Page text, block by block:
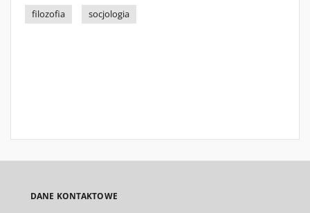
filozofia
socjologia
DANE KONTAKTOWE